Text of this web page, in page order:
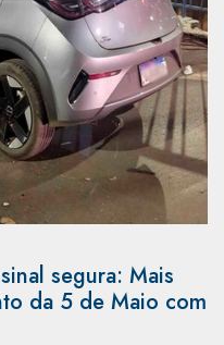
segura: Mais
da 5 de Maio com